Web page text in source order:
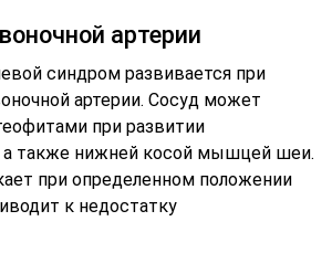
артерии
синдром развивается при
артерии. Сосуд может
при развитии
а также нижней косой мышцей шеи.
при определенном положении
к недостатку